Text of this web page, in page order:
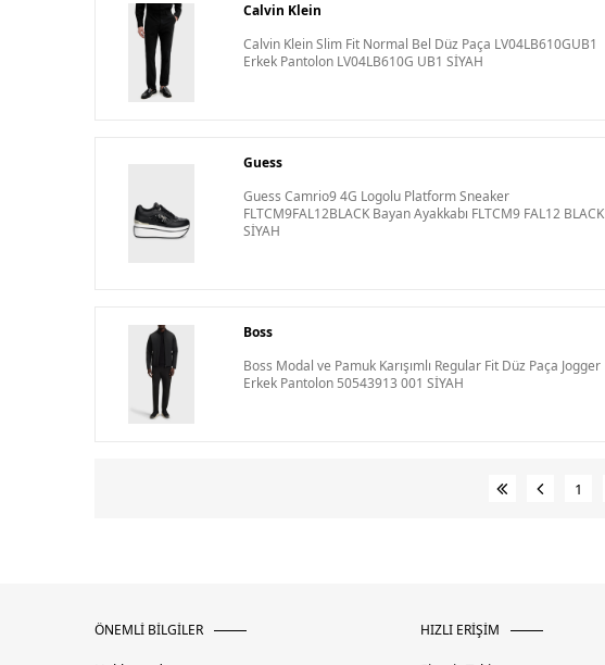
Calvin Klein
Calvin Klein Slim Fit Normal Bel Düz Paça LV04LB610GUB1
Erkek Pantolon LV04LB610G UB1 SİYAH
Guess
Guess Camrio9 4G Logolu Platform Sneaker
FLTCM9FAL12BLACK Bayan Ayakkabı FLTCM9 FAL12 BLACK
SİYAH
Boss
Boss Modal ve Pamuk Karışımlı Regular Fit Düz Paça Jogger
Erkek Pantolon 50543913 001 SİYAH
1
ÖNEMLİ BİLGİLER HIZLI ERİŞİM